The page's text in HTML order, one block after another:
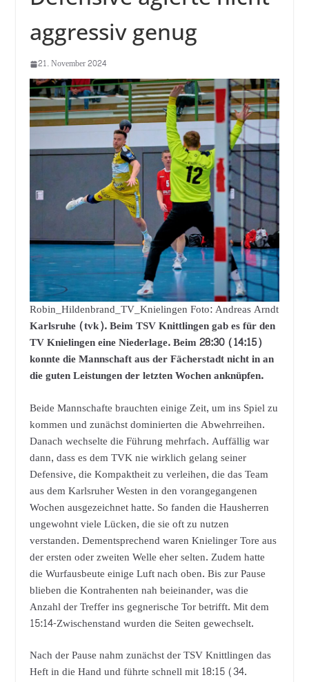
aggressiv genug
21. November 2024
Robin_Hildenbrand_TV_Knielingen Foto: Andreas Arndt
Karlsruhe (tvk). Beim TSV Knittlingen gab es für den
TV Knielingen eine Niederlage. Beim 28:30 (14:15)
konnte die Mannschaft aus der Fächerstadt nicht in an
die guten Leistungen der letzten Wochen anknüpfen.
Beide Mannschafte brauchten einige Zeit, um ins Spiel zu
kommen und zunächst dominierten die Abwehrreihen.
Danach wechselte die Führung mehrfach. Auffällig war
dann, dass es dem TVK nie wirklich gelang seiner
Defensive, die Kompaktheit zu verleihen, die das Team
aus dem Karlsruher Westen in den vorangegangenen
Wochen ausgezeichnet hatte. So fanden die Hausherren
ungewohnt viele Lücken, die sie oft zu nutzen
verstanden. Dementsprechend waren Knielinger Tore aus
der ersten oder zweiten Welle eher selten. Zudem hatte
die Wurfausbeute einige Luft nach oben. Bis zur Pause
blieben die Kontrahenten nah beieinander, was die
Anzahl der Treffer ins gegnerische Tor betrifft. Mit dem
15:14-Zwischenstand wurden die Seiten gewechselt.
Nach der Pause nahm zunächst der TSV Knittlingen das
Heft in die Hand und führte schnell mit 18:15 (34.